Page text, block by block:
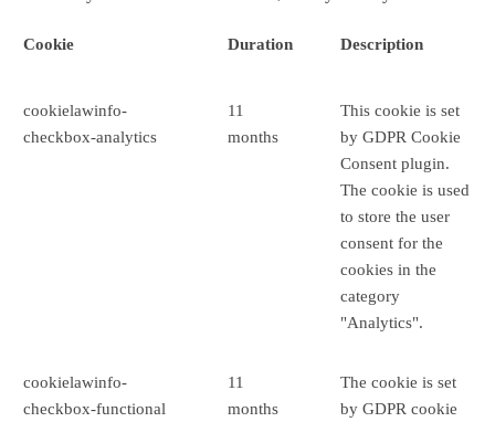
Cookie Duration Description
cookielawinfo-
checkbox-analytics
11
months
This cookie is set
by GDPR Cookie
Consent plugin.
The cookie is used
to store the user
consent for the
cookies in the
category
"Analytics".
cookielawinfo-
checkbox-functional
11
months
The cookie is set
by GDPR cookie